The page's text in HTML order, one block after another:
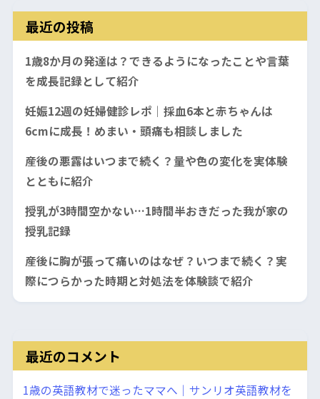
最近の投稿
1歳8か月の発達は？できるようになったことや言葉
を成長記録として紹介
妊娠12週の妊婦健診レポ｜採血6本と赤ちゃんは
6cmに成長！めまい・頭痛も相談しました
産後の悪露はいつまで続く？量や色の変化を実体験
とともに紹介
授乳が3時間空かない…1時間半おきだった我が家の
授乳記録
産後に胸が張って痛いのはなぜ？いつまで続く？実
際につらかった時期と対処法を体験談で紹介
最近のコメント
1歳の英語教材で迷ったママへ｜サンリオ英語教材を